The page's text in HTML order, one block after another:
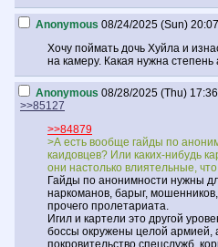
Anonymous 08/24/2025 (Sun) 20:07
Хочу поймать дочь Хуйла и
на камеру. Какая нужна
Anonymous 08/28/2025 (Thu) 17:36
>>85127
>>84879
>А есть вообще гайды по
каидовцев? Или каких-нибудь
они настолько влиятельные,
Гайды по анонимности нужны
наркоманов, барыг,
прочего пролетариата.
Игил и картели это другой
боссы окружены целой армией,
покровительство спецслужб,